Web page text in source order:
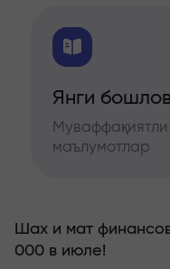
Янги
маълумотлар
Шах и мат
000 в июле!